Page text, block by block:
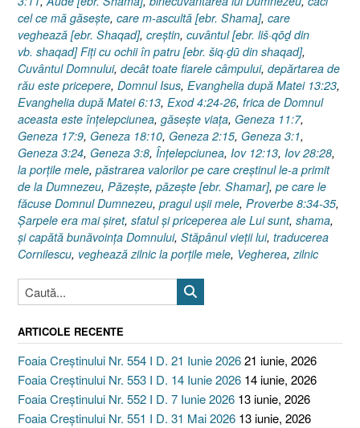
cel ce mă găseşte, care m-ascultă [ebr. Shama], care
veghează [ebr. Shaqad], creştin, cuvântul [ebr. liš·qōḏ din
vb. shaqad] Fiţi cu ochii în patru [ebr. šiq·ḏū din shaqad],
Cuvântul Domnului, decât toate fiarele câmpului, depărtarea de
rău este pricepere, Domnul Isus, Evanghelia după Matei 13:23,
Evanghelia după Matei 6:13, Exod 4:24-26, frica de Domnul
aceasta este înţelepciunea, găseşte viaţa, Geneza 11:7,
Geneza 17:9, Geneza 18:10, Geneza 2:15, Geneza 3:1,
Geneza 3:24, Geneza 3:8, Înţelepciunea, Iov 12:13, Iov 28:28,
la porţile mele, păstrarea valorilor pe care creştinul le-a primit
de la Dumnezeu, Păzeşte, păzeşte [ebr. Shamar], pe care le
făcuse Domnul Dumnezeu, pragul uşii mele, Proverbe 8:34-35,
Şarpele era mai şiret, sfatul şi priceperea ale Lui sunt, shama,
şi capătă bunăvoinţa Domnului, Stăpânul vieţii lui, traducerea
Cornilescu, veghează zilnic la porţile mele, Vegherea,zilnic
ARTICOLE RECENTE
Foaia Creștinului Nr. 554 I D. 21 Iunie 202621 iunie, 2026
Foaia Creștinului Nr. 553 I D. 14 Iunie 2026 14 iunie, 2026
Foaia Creștinului Nr. 552 I D. 7 Iunie 2026 13 iunie, 2026
Foaia Creștinului Nr. 551 I D. 31 Mai 2026 13 iunie, 2026